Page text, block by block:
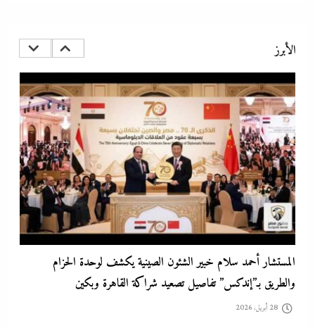
الأبرز28 أبريل، 2026
المستشار أحمد سلام خبير الشئون الصينية يكشف لوحدة الحزام
والطريق بـ”إندكس” تفاصيل تصعيد شراكة القاهرة وبكين
28 أبريل، 2026